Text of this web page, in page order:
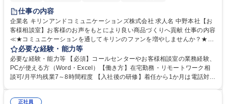
仕事の内容
企業名 キリンアンドコミュニケーションズ株式会社 求人名 中野本社【お
客様相談室】お客様のお声をもとにより良い商品づくりへ貢献 仕事の内容
≪★コミュニケーションを通してキリンのファンを増やしませんか？★≫
お客様のお声をより良い商品づくりに活かしていく上で、窓口となるお客
様相談室でのお仕事です。 日々お客様からいただくキリングループへのご
意見を、企業活動に活かしています。お客様からの声に迅速かつ誠意をも
って対応、情報提供するとともにグループ内活動に反映しています。 【具
平均100件前後■メール・手紙：同上40件前後 募集職種 中野本社【お客様
必要な経験・能力等
必要な経験・能力等 【必須】コールセンターやお客様相談室の業務経験、
PCが使える方（Word・Excel）【働き方】在宅勤務・リモートワーク相
談可/月平均残業7～8時間程度 【入社後の研修】着任から1か月は電話対応
正社員